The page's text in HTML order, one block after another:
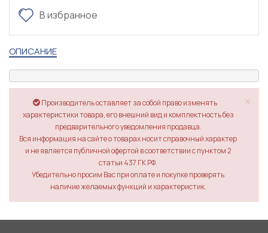
В избранное
ОПИСАНИЕ
×
Производитель оставляет за собой право изменять
характеристики товара, его внешний вид и комплектность без
предварительного уведомления продавца.
Вся информация на сайте о товарах носит справочный характер
и не является публичной офертой в соответствии с пунктом 2
статьи 437 ГК РФ.
Убедительно просим Вас при оплате и покупке проверять
наличие желаемых функций и характеристик.